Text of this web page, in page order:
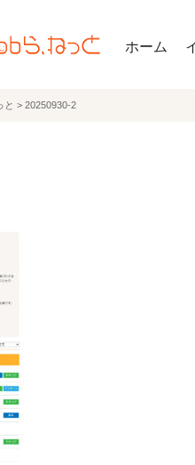
ホーム
と > 20250930-2